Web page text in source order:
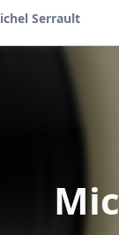
Serrault